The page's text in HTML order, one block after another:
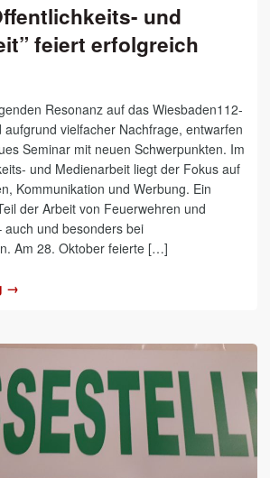
und
feiert erfolgreich
Resonanz auf das Wiesbaden112-
aufgrund vielfacher Nachfrage, entwarfen
Seminar mit neuen Schwerpunkten. Im
und Medienarbeit liegt der Fokus auf
Kommunikation und Werbung. Ein
der Arbeit von Feuerwehren und
auch und besonders bei
Am 28. Oktober feierte […]
→